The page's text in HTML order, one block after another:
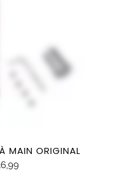
MAIN ORIGINAL